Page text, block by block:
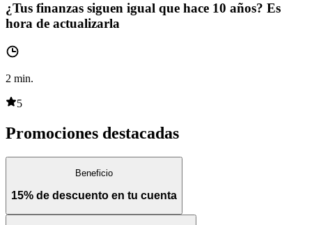
¿Tus finanzas siguen igual que hace 10 años? Es
hora de actualizarla
2 min.
5
Promociones destacadas
Beneficio
15% de descuento en tu cuenta